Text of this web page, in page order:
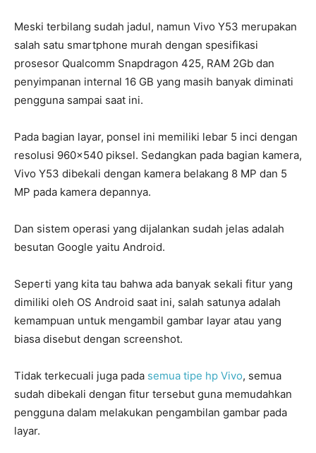
Meski terbilang sudah jadul, namun Vivo Y53 merupakan
salah satu smartphone murah dengan spesifikasi
prosesor Qualcomm Snapdragon 425, RAM 2Gb dan
penyimpanan internal 16 GB yang masih banyak diminati
pengguna sampai saat ini.
Pada bagian layar, ponsel ini memiliki lebar 5 inci dengan
resolusi 960×540 piksel. Sedangkan pada bagian kamera,
Vivo Y53 dibekali dengan kamera belakang 8 MP dan 5
MP pada kamera depannya.
Dan sistem operasi yang dijalankan sudah jelas adalah
besutan Google yaitu Android.
Seperti yang kita tau bahwa ada banyak sekali fitur yang
dimiliki oleh OS Android saat ini, salah satunya adalah
kemampuan untuk mengambil gambar layar atau yang
biasa disebut dengan screenshot.
Tidak terkecuali juga pada semua tipe hp Vivo, semua
sudah dibekali dengan fitur tersebut guna memudahkan
pengguna dalam melakukan pengambilan gambar pada
layar.